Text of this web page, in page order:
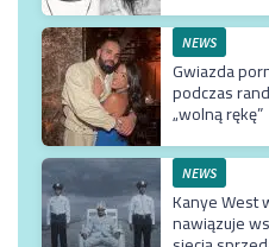
NEWS
Gwiazda
podczas
„wolną rękę”
NEWS
Kanye West
nawiązuje